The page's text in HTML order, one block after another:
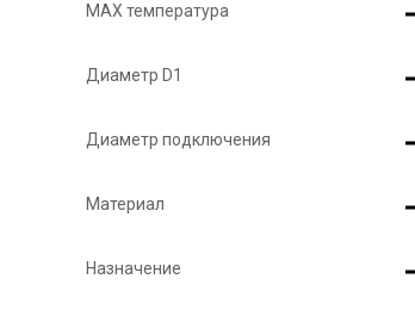
МАХ температура
Диаметр D1
Диаметр подключения
Материал
Назначение